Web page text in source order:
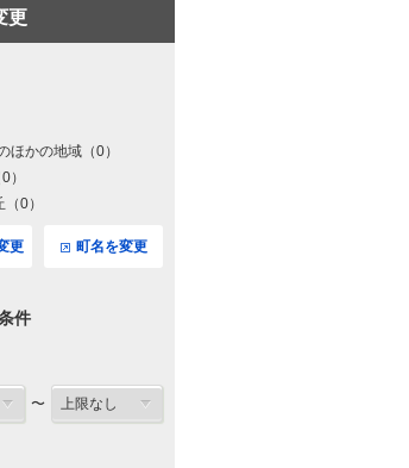
更
ほかの地域（0）
）
0）
更 町名を変更
件
〜